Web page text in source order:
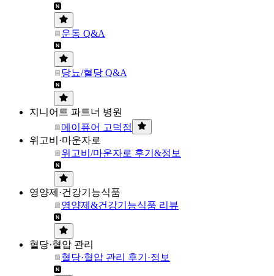
운동 Q&A
당뇨/혈당 Q&A
지니어트 파트너 병원
메이퓨어 고덕점
위고비·마운자로
위고비/마운자로 후기&정보
영양제·건강기능식품
영양제&건강기능식품 리뷰
혈당·혈압 관리
혈당·혈압 관리 후기·정보